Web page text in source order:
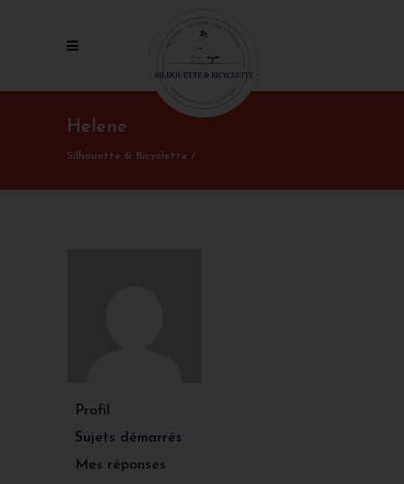
Helene
Silhouette & Bicyclette /
Profil
Sujets démarrés
Mes réponses